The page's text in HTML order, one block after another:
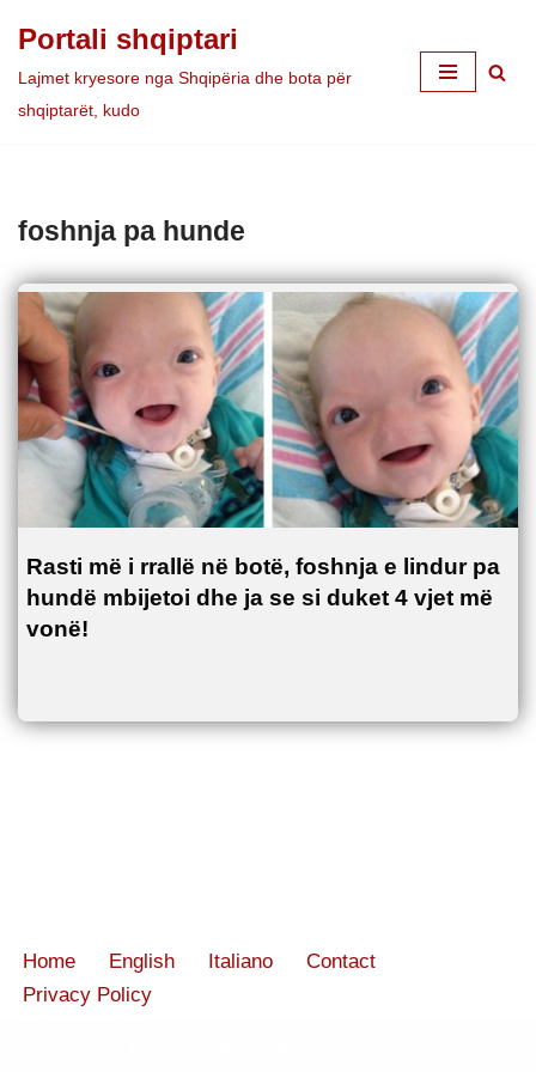
Skip
to
Portali shqiptari
Lajmet kryesore nga Shqipëria dhe bota për
shqiptarët, kudo
foshnja pa hunde
Rasti më i rrallë në botë, foshnja e lindur pa
hundë mbijetoi dhe ja se si duket 4 vjet më
vonë!
Home English Italiano
Contact
Privacy Policy